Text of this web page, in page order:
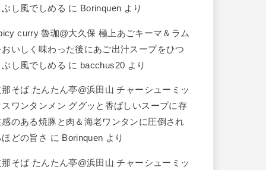
ぶし風でしめる に Borinquen より
curry 魯珈@大久保 極上あごキーマ＆ラム
おいしく味わった後にあご出汁スープをひつ
ぶし風でしめる に bacchus20 より
那そば たんたん亭@浜田山 チャーシューミッ
スワンタンメン ググッと香ばしいスープに存
感のある焼豚と肉＆海老ワンタンに圧倒され
ほどの旨さ に Borinquen より
那そば たんたん亭@浜田山 チャーシューミッ